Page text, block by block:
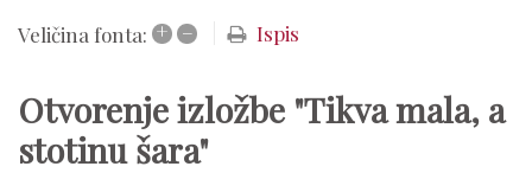
Veličina fonta: + – Ispis
Otvorenje izložbe "Tikva mala, a
stotinu šara"